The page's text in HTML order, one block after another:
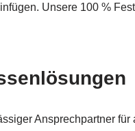
Unsere 100 %
Ansprechpartner